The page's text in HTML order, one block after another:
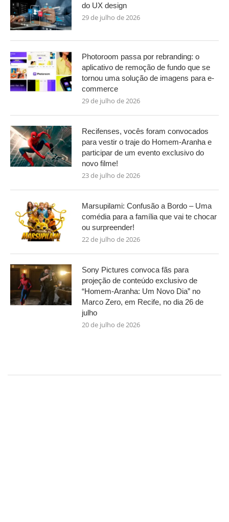
do UX design
29 de julho de 2026
Photoroom passa por rebranding: o
aplicativo de remoção de fundo que se
tornou uma solução de imagens para e-
commerce
29 de julho de 2026
Recifenses, vocês foram convocados
para vestir o traje do Homem-Aranha e
participar de um evento exclusivo do
novo filme!
23 de julho de 2026
Marsupilami: Confusão a Bordo – Uma
comédia para a família que vai te chocar
ou surpreender!
22 de julho de 2026
Sony Pictures convoca fãs para
projeção de conteúdo exclusivo de
“Homem-Aranha: Um Novo Dia” no
Marco Zero, em Recife, no dia 26 de
julho
20 de julho de 2026